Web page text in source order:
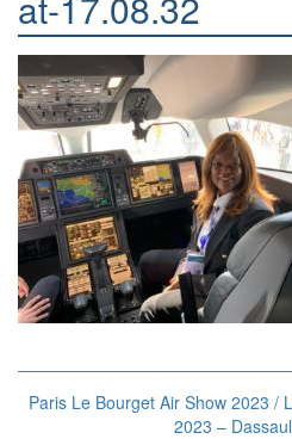
Paris Le Bourget Air Show 2023 /
2023 –